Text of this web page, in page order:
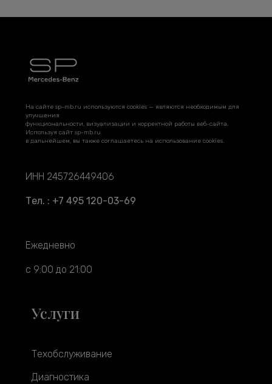
На сайте sp-mb.ru используются cookies — являются необходимым для
улучшения
функциональности, визуализации и корректной работы веб-сайта.
Используя сайт sp-mb.ru
в дальнейшем, вы также соглашаетесь на использование cookies.
ИНН 245726449406
Тел. : +7 495 120-03-69
Ежедневно
с 9:00 до 21:00
Услуги
Техобслуживание
Диагностика